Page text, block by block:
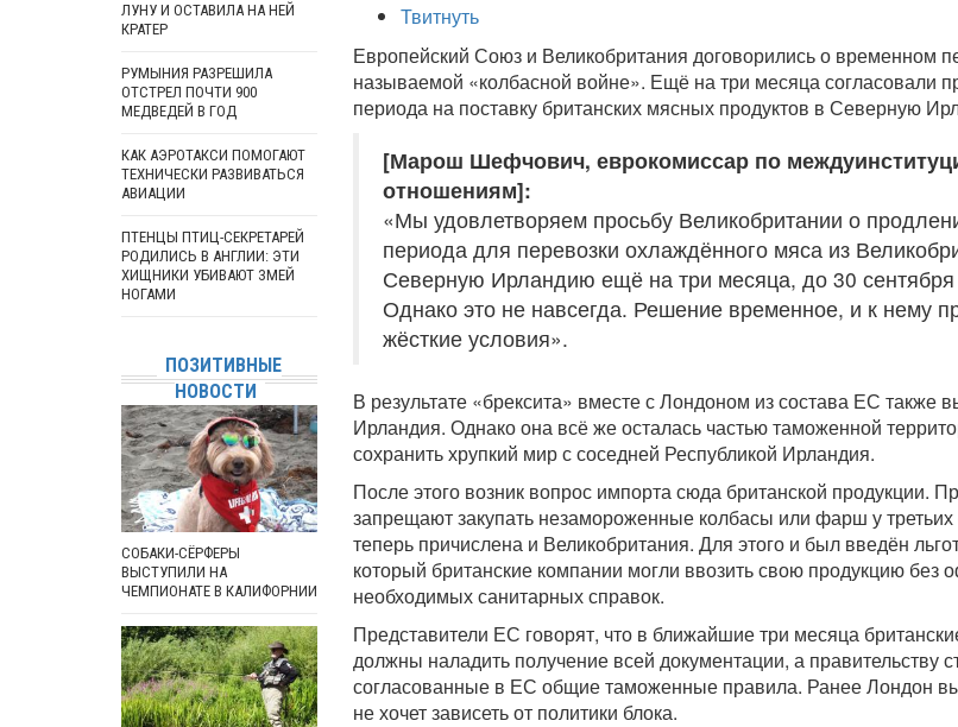
Твитнуть
Европейский Союз и Великобритания договорились о временном
называемой «колбасной войне». Ещё на три месяца согласовали
периода на поставку британских мясных продуктов в Северную
[Марош Шефчович, еврокомиссар по
отношениям]:
«Мы удовлетворяем просьбу Великобритании о
периода для перевозки охлаждённого мяса из
Северную Ирландию ещё на три месяца, до 30 сентября
Однако это не навсегда. Решение временное, и к нему
жёсткие условия».
В результате «брексита» вместе с Лондоном из состава ЕС также
Ирландия. Однако она всё же осталась частью таможенной
сохранить хрупкий мир с соседней Республикой Ирландия.
После этого возник вопрос импорта сюда британской продукции.
запрещают закупать незамороженные колбасы или фарш у третьих
теперь причислена и Великобритания. Для этого и был введён
который британские компании могли ввозить свою продукцию без
необходимых санитарных справок.
Представители ЕС говорят, что в ближайшие три месяца
должны наладить получение всей документации, а правительству
согласованные в ЕС общие таможенные правила. Ранее Лондон
не хочет зависеть от политики блока.
ЛУНУ И ОСТАВИЛА НА НЕЙ
КРАТЕР
РУМЫНИЯ РАЗРЕШИЛА
ОТСТРЕЛ ПОЧТИ 900
МЕДВЕДЕЙ В ГОД
КАК АЭРОТАКСИ ПОМОГАЮТ
ТЕХНИЧЕСКИ РАЗВИВАТЬСЯ
АВИАЦИИ
ПТЕНЦЫ ПТИЦ-СЕКРЕТАРЕЙ
РОДИЛИСЬ В АНГЛИИ: ЭТИ
ХИЩНИКИ УБИВАЮТ ЗМЕЙ
НОГАМИ
ПОЗИТИВНЫЕ
НОВОСТИ
СОБАКИ-СЁРФЕРЫ
ВЫСТУПИЛИ НА
ЧЕМПИОНАТЕ В КАЛИФОРНИИ